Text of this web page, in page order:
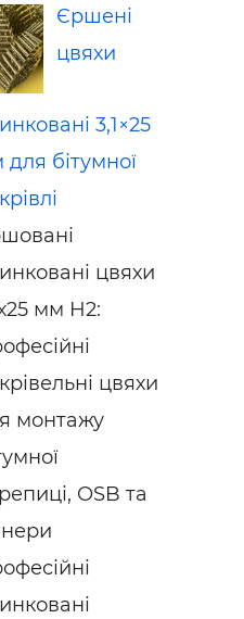
Єршені
цвяхи
3,1×25
бітумної
цвяхи
мм H2:
цвяхи
монтажу
OSB та